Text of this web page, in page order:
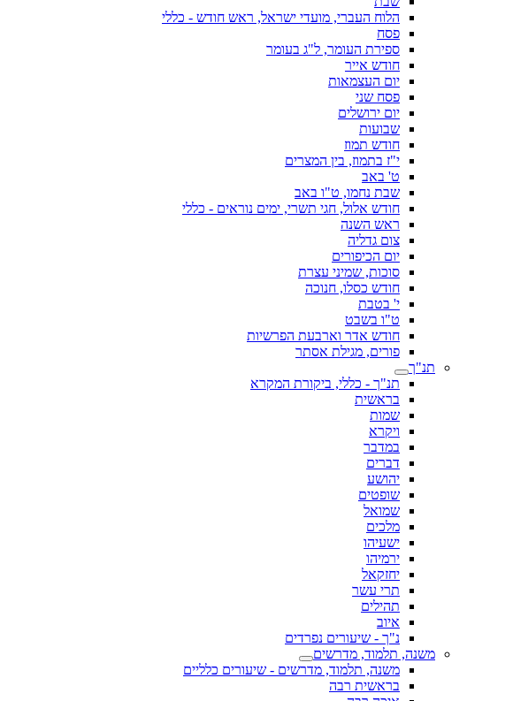
הלוח העברי, מועדי ישראל, ראש חודש - כללי
פסח
ספירת העומר, ל"ג בעומר
חודש אייר
יום העצמאות
פסח שני
יום ירושלים
שבועות
חודש תמוז
י"ז בתמוז, בין המצרים
ט' באב
שבת נחמו, ט"ו באב
חודש אלול, חגי תשרי, ימים נוראים - כללי
ראש השנה
צום גדליה
יום הכיפורים
סוכות, שמיני עצרת
חודש כסלו, חנוכה
י' בטבת
ט"ו בשבט
חודש אדר וארבעת הפרשיות
פורים, מגילת אסתר
תנ"ך
תנ"ך - כללי, ביקורת המקרא
בראשית
שמות
ויקרא
במדבר
דברים
יהושע
שופטים
שמואל
מלכים
ישעיהו
ירמיהו
יחזקאל
תרי עשר
תהילים
איוב
נ"ך - שיעורים נפרדים
משנה, תלמוד, מדרשים
משנה, תלמוד, מדרשים - שיעורים כלליים
בראשית רבה